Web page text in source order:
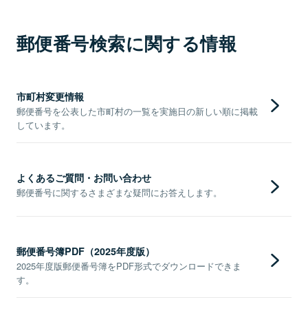
郵便番号検索に関する情報
市町村変更情報
郵便番号を公表した市町村の一覧を実施日の新しい順に掲載
しています。
よくあるご質問・お問い合わせ
郵便番号に関するさまざまな疑問にお答えします。
郵便番号簿PDF（2025年度版）
2025年度版郵便番号簿をPDF形式でダウンロードできま
す。